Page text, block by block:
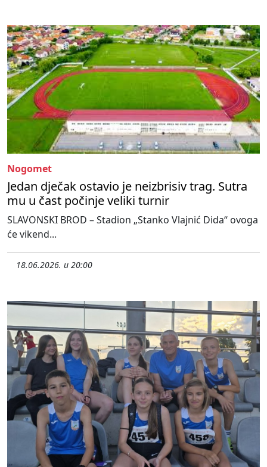
Nogomet
Jedan dječak ostavio je neizbrisiv trag. Sutra
mu u čast počinje veliki turnir
SLAVONSKI BROD – Stadion „Stanko Vlajnić Dida“ ovoga
će vikend...
18.06.2026. u 20:00